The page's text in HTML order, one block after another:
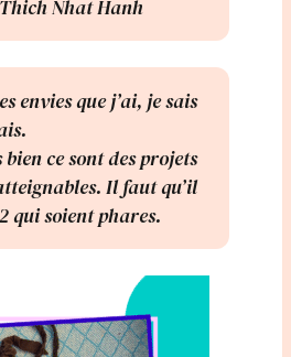
Nhat Hanh
envies que j’ai, je sais
ce sont des projets
Il faut qu’il
qui soient phares.